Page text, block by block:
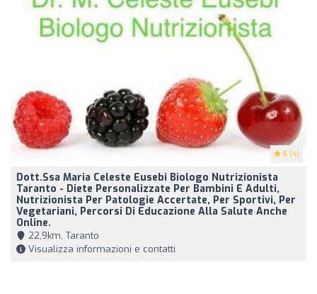
5 (4)
Dott.ssa Maria Celeste Eusebi Biologo Nutrizionista
Taranto - Diete Personalizzate Per Bambini E Adulti,
Nutrizionista Per Patologie Accertate, Per Sportivi, Per
Vegetariani, Percorsi Di Educazione Alla Salute Anche
Online.
22,9km, Taranto
Visualizza informazioni e contatti